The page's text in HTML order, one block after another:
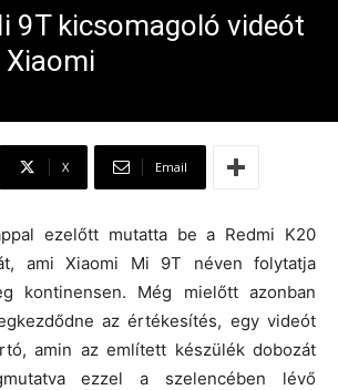
9T kicsomagoló videót
X Email
ezelőtt mutatta be a Redmi K20
ami Xiaomi Mi 9T néven folytatja
kontinensen. Még mielőtt azonban
az értékesítés, egy videót
amin az említett készülék dobozát
ezzel a szelencében lévő